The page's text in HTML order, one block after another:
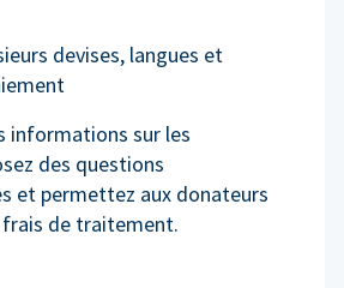
devises, langues et
informations sur les
des questions
et permettez aux donateurs
frais de traitement.